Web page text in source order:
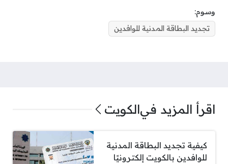
وسوم:
تجديد البطاقة المدنية للوافدين
اقرأ المزيد فيالكويت
كيفية تجديد البطاقة المدنية
للوافدين بالكويت إلكترونيًا